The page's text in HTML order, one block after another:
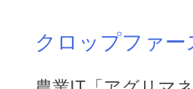
クロップファー